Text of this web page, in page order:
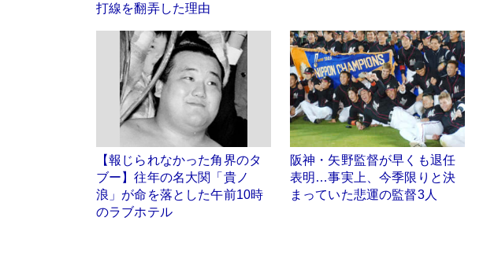
打線を翻弄した理由
【報じられなかった角界のタ
ブー】往年の名大関「貴ノ
浪」が命を落とした午前10時
のラブホテル
阪神・矢野監督が早くも退任
表明…事実上、今季限りと決
まっていた悲運の監督3人